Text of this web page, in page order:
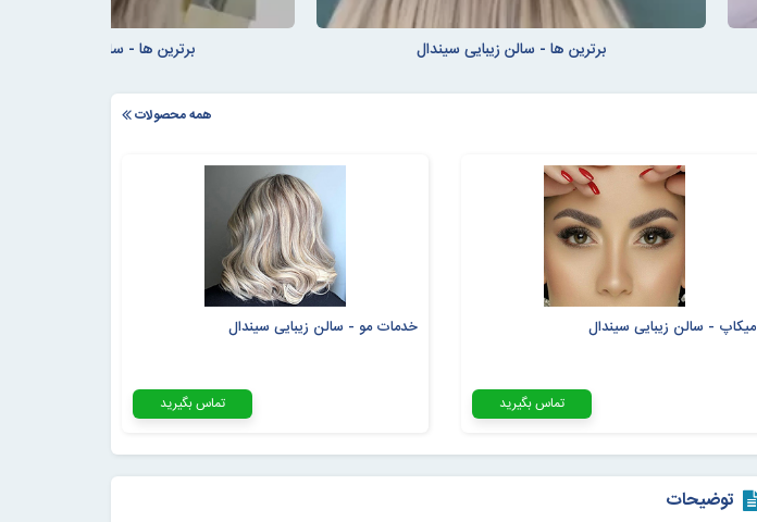
برترین ها - سالن زیبایی سیندال برترین ها - سالن زیبایی سیندال
همه محصولات
میکاپ - سالن زیبایی سیندال
تماس بگیرید
خدمات مو - سالن زیبایی سیندال
تماس بگیرید
توضیحات